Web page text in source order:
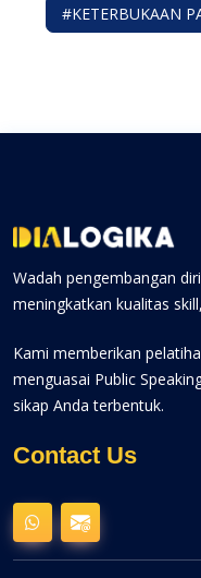
#KETERBUKAAN
Wadah pengembangan
meningkatkan kualitas
Kami memberikan
menguasai Public
sikap Anda terbentuk.
Contact Us